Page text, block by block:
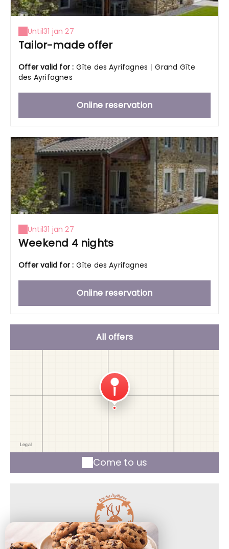
Until31 jan 27
Tailor-made offer
Offer valid for : Gîte des Ayrifagnes | Grand Gîte
des Ayrifagnes
Online reservation
Until31 jan 27
Weekend 4 nights
Offer valid for : Gîte des Ayrifagnes
Online reservation
All offers
Come to us